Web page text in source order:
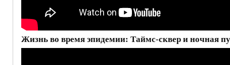
Жизнь во время эпидемии: Таймс-сквер и ночная